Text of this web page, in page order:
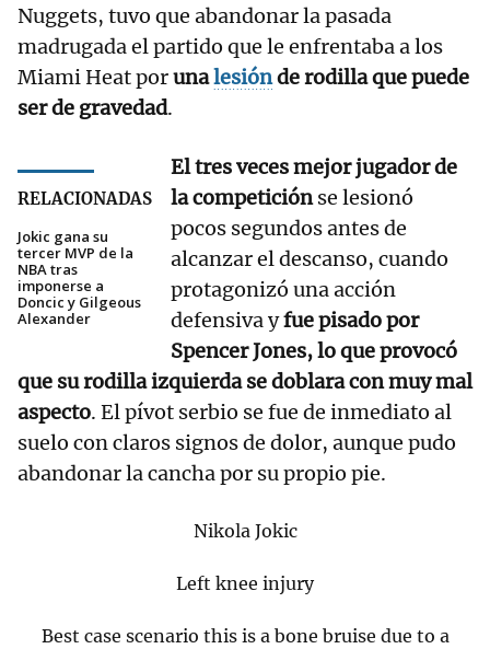
Nuggets, tuvo que abandonar la pasada
madrugada el partido que le enfrentaba a los
Miami Heat porunalesiónde rodilla que puede
ser de gravedad.
RELACIONADAS
Jokic gana su
tercer MVP de la
NBA tras
imponerse a
Doncic y Gilgeous
Alexander
El tres veces mejor jugador de
la competiciónse lesionó
pocos segundos antes de
alcanzar el descanso, cuando
protagonizó una acción
defensiva yfue pisado por
Spencer Jones, lo que provocó
que su rodilla izquierda se doblara con muy mal
aspecto. El pívot serbio se fue de inmediato al
suelo con claros signos de dolor, aunque pudo
abandonar la cancha por su propio pie.
Nikola Jokic
Left knee injury
Best case scenario this is a bone bruise due to a